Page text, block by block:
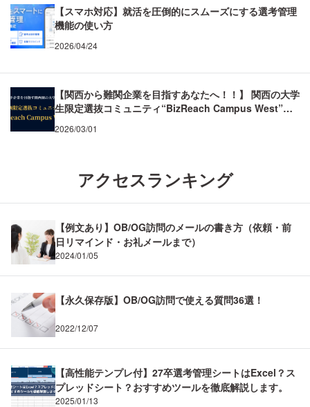
【スマホ対応】就活を圧倒的にスムーズにする選考管理
機能の使い方
2026/04/24
【関西から難関企業を目指すあなたへ！！】 関西の大学
生限定選抜コミュニティ“BizReach Campus West”と
2026/03/01
アクセスランキング
【例文あり】OB/OG訪問のメールの書き方（依頼・前
日リマインド・お礼メールまで）
2024/01/05
【永久保存版】OB/OG訪問で使える質問36選！
2022/12/07
【高性能テンプレ付】27卒選考管理シートはExcel？ス
プレッドシート？おすすめツールを徹底解説します。
2025/01/13